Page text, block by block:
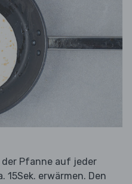
Pfanne auf jeder
15Sek. erwärmen. Den